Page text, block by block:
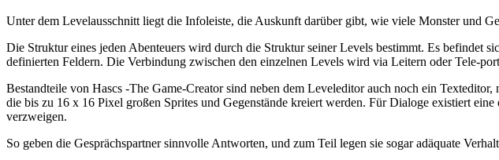
Unter dem Levelausschnitt liegt die Infoleiste, die Auskunft darüber gibt, wie viele Monster und
Die Struktur eines jeden Abenteuers wird durch die Struktur seiner Levels bestimmt. Es befindet
definierten Feldern. Die Verbindung zwischen den einzelnen Levels wird via Leitern oder Tele-
Bestandteile von Hascs -The Game-Creator sind neben dem Leveleditor auch noch ein
die bis zu 16 x 16 Pixel großen Sprites und Gegenstände kreiert werden. Für Dialoge existiert
verzweigen.
So geben die Gesprächspartner sinnvolle Antworten, und zum Teil legen sie sogar adäquate